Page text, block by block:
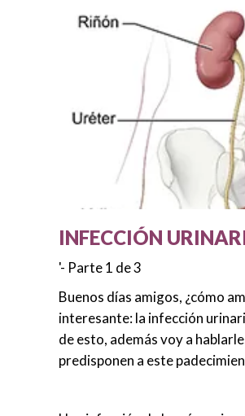
INFECCIÓN
'- Parte 1 de 3
Buenos días amigos, ¿cómo
interesante: la infección
de esto, además voy a
predisponen a este